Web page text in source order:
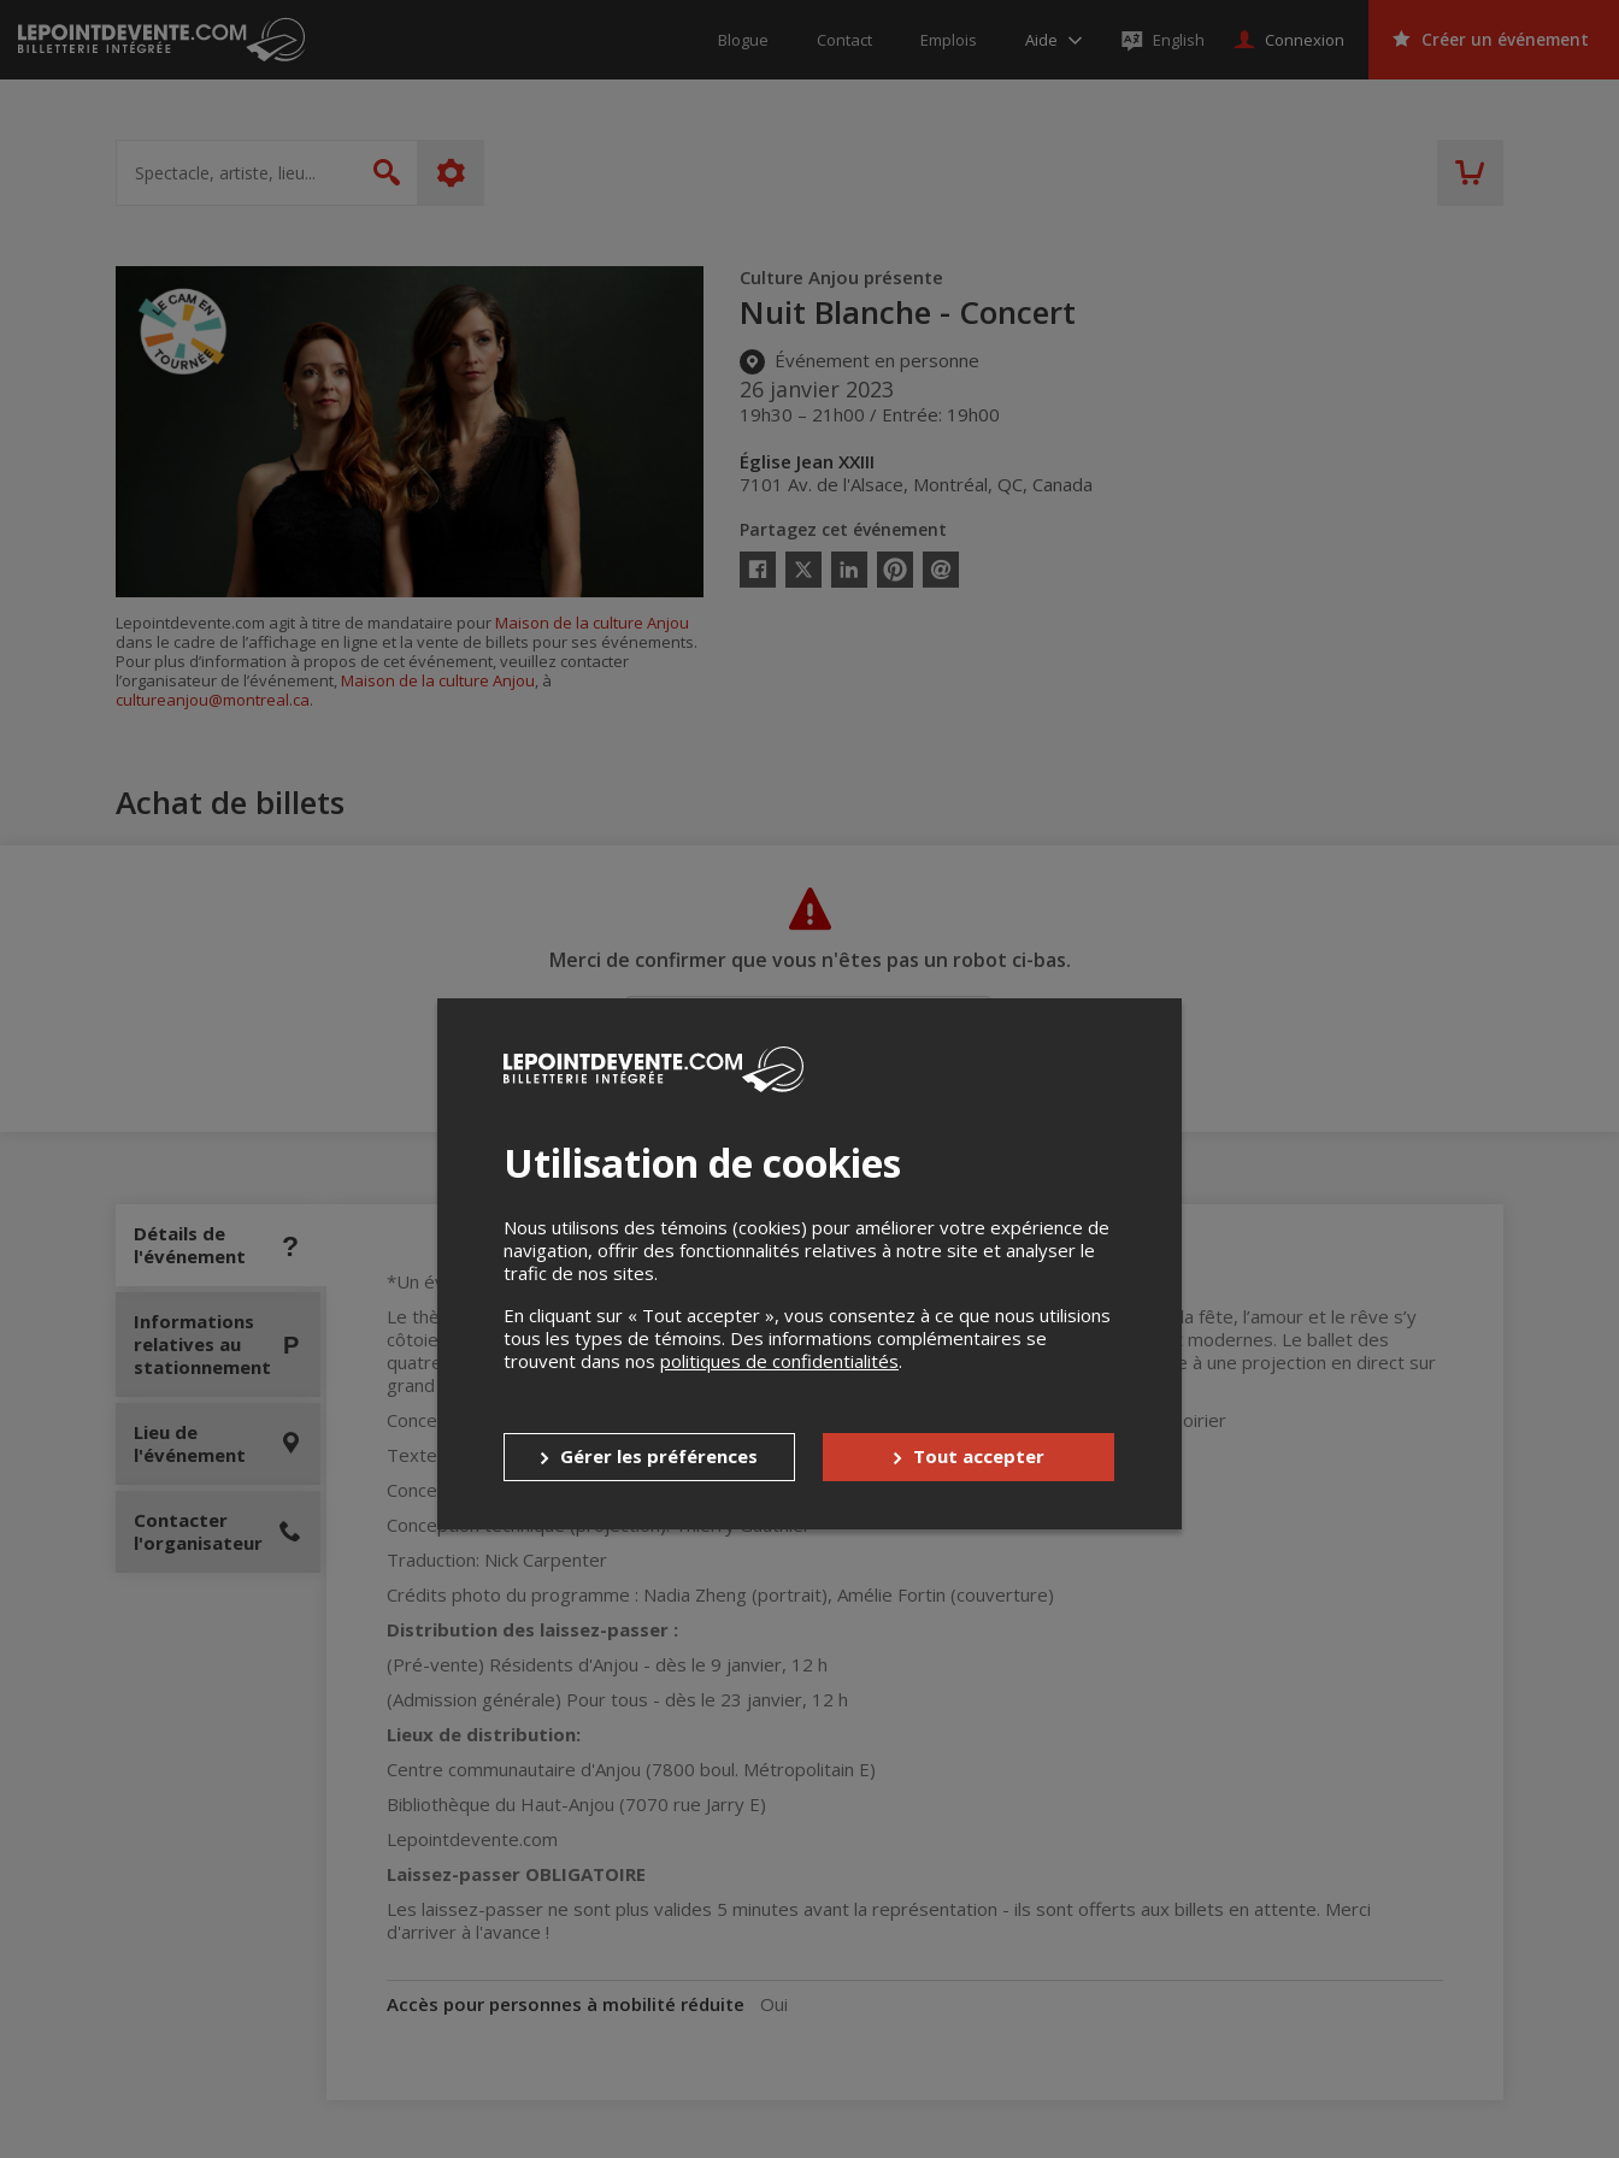
Passer
au
contenu
Blogue Contact Emplois Aide English Connexion Créer un événement
artiste,
lieu...
Rechercher
Culture Anjou présente
Nuit Blanche - Concert
Événement en personne
26 janvier 2023
19h30 – 21h00 / Entrée: 19h00
Église Jean XXIII
7101 Av. de l'Alsace, Montréal, QC, Canada
Partagez cet événement
Facebook
Twitter
LinkedinPinterestEnvoyer
Lepointdevente.com agit à titre de mandataire pour Maison de la culture Anjou
dans le cadre de l’affichage en ligne et la vente de billets pour ses événements.
Pour plus d’information à propos de cet événement, veuillez contacter
l’organisateur de l’événement, Maison de la culture Anjou, à
cultureanjou@montreal.ca.
Achat de billets
Merci de confirmer que vous n'êtes pas un robot ci-bas.
Détails de
l'événement
*Un événement présenté dans le cadre du CAM en tournée*
Le thème de la nuit y est exploré dans toutes ses déclinaisons : le doute, l’angoisse, la passion, la fête, l’amour et le rêve s’y
côtoient à travers des œuvres pour piano à quatre mains de grands compositeurs classiques et modernes. Le ballet des
quatre mains sur le clavier continue d’émerveiller et de surprendre tout au long du concert grâce à une projection en direct sur
grand écran supportée par la finesse des éclairages conçus par Alexandre Péloquin.
Conception, production et interprétation : Duo Fortin-Poirier – Amélie Fortin et Marie-Christine Poirier
Textes et aide à la mise en scène : Jacynthe Riverin
Conception d’éclairages : Alexandre Péloquin
Conception technique (projection): Thierry Gauthier
Traduction: Nick Carpenter
Crédits photo du programme : Nadia Zheng (portrait), Amélie Fortin (couverture)
Distribution des laissez-passer :
(Pré-vente) Résidents d'Anjou - dès le 9 janvier, 12 h
(Admission générale) Pour tous - dès le 23 janvier, 12 h
Lieux de distribution:
Centre communautaire d'Anjou (7800 boul. Métropolitain E)
Bibliothèque du Haut-Anjou (7070 rue Jarry E)
Lepointdevente.com
Laissez-passer OBLIGATOIRE
Les laissez-passer ne sont plus valides 5 minutes avant la représentation - ils sont offerts aux billets en attente. Merci
d'arriver à l'avance !
Accès pour personnes à mobilité réduite Oui
Informations
relatives au
stationnement
Lieu de
l'événement
Contacter
l'organisateur
Utilisation de cookies
Nous utilisons des témoins (cookies) pour améliorer votre expérience de
navigation, offrir des fonctionnalités relatives à notre site et analyser le
trafic de nos sites.
En cliquant sur « Tout accepter », vous consentez à ce que nous utilisions
tous les types de témoins. Des informations complémentaires se
trouvent dans nos politiques de confidentialités.
Gérer les préférences Tout accepter